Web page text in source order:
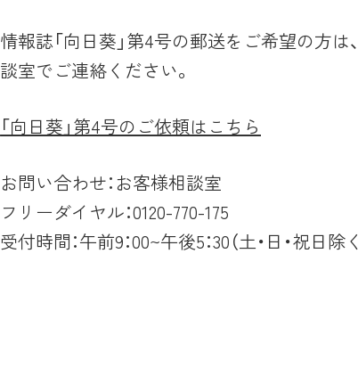
情報誌「向日葵」第4号の郵送をご希望の方
談室でご連絡ください。
「向日葵」第4号のご依頼はこちら
お問い合わせ：お客様相談室
フリーダイヤル：0120-770-175
受付時間：午前9：00~午後5：30（土・日・祝日除